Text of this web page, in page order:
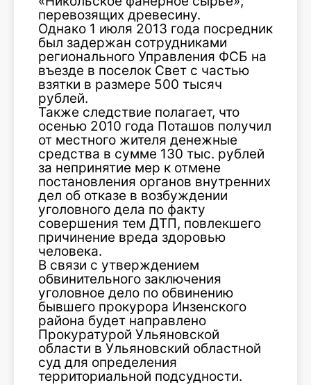
перевозящих древесину.
Однако 1 июля 2013 года посредник
был задержан сотрудниками
регионального Управления ФСБ на
въезде в поселок Свет с частью
взятки в размере 500 тысяч
рублей.
Также следствие полагает, что
осенью 2010 года Поташов получил
от местного жителя денежные
средства в сумме 130 тыс. рублей
за непринятие мер к отмене
постановления органов внутренних
дел об отказе в возбуждении
уголовного дела по факту
совершения тем ДТП, повлекшего
причинение вреда здоровью
человека.
В связи с утверждением
обвинительного заключения
уголовное дело по обвинению
бывшего прокурора Инзенского
района будет направлено
Прокуратурой Ульяновской
области в Ульяновский областной
суд для определения
территориальной подсудности.